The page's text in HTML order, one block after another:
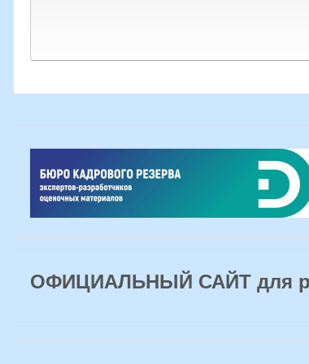
ОФИЦИАЛЬНЫЙ САЙТ для